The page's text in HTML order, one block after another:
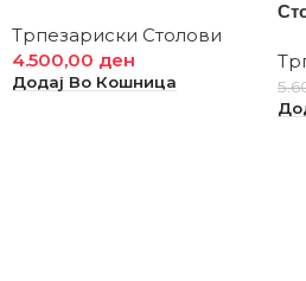
Трпезариски Столови
4.500,00 ден
Додај Во Кошница